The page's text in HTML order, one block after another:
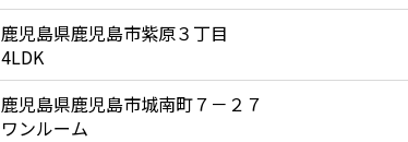
鹿児島県鹿児島市紫原３丁目
4LDK
鹿児島県鹿児島市城南町７－２７
ワンルーム